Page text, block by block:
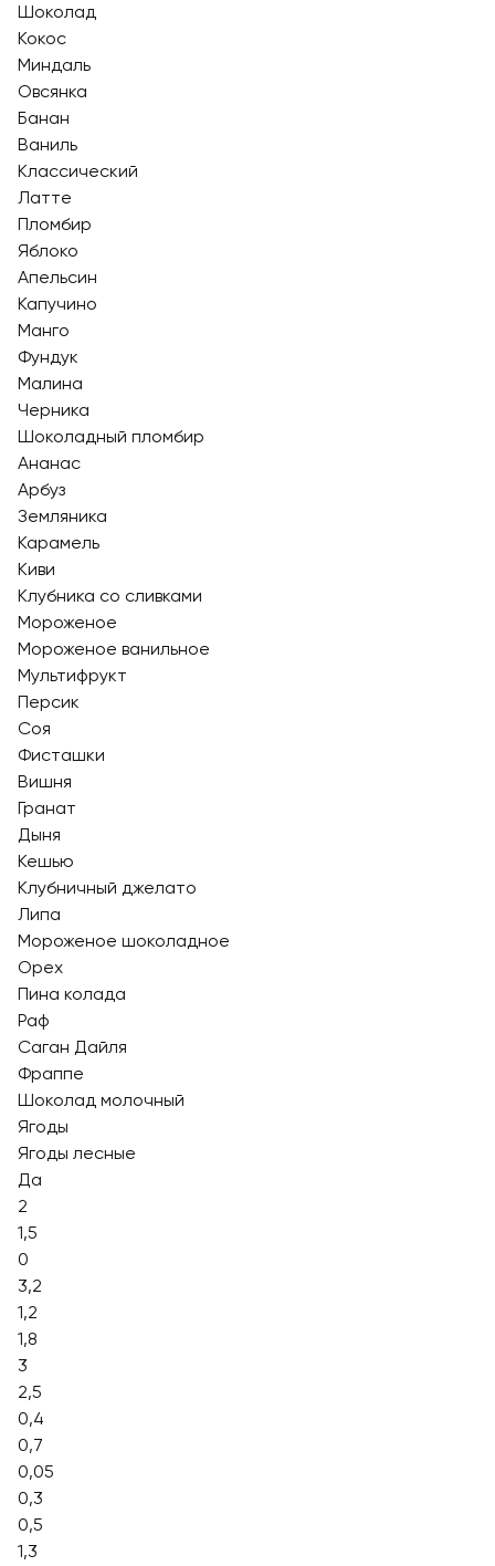
Шоколад
Кокос
Миндаль
Овсянка
Банан
Ваниль
Классический
Латте
Пломбир
Яблоко
Апельсин
Капучино
Манго
Фундук
Малина
Черника
Шоколадный пломбир
Ананас
Арбуз
Земляника
Карамель
Киви
Клубника со сливками
Мороженое
Мороженое ванильное
Мультифрукт
Персик
Соя
Фисташки
Вишня
Гранат
Дыня
Кешью
Клубничный джелато
Липа
Мороженое шоколадное
Орех
Пина колада
Раф
Саган Дайля
Фраппе
Шоколад молочный
Ягоды
Ягоды лесные
Да
2
1,5
0
3,2
1,2
1,8
3
2,5
0,4
0,7
0,05
0,3
0,5
1,3